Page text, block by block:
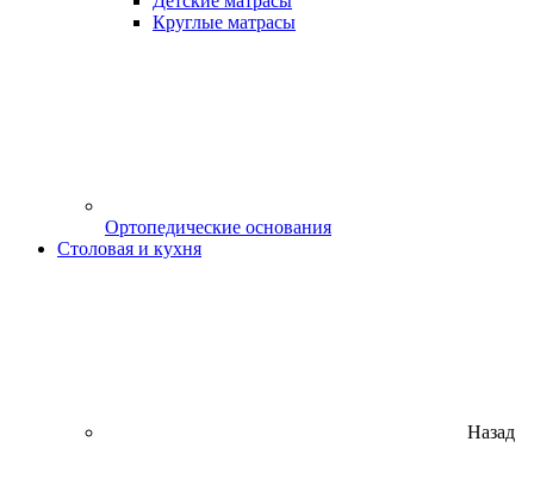
Круглые матрасы
Ортопедические основания
Столовая и кухня
Назад